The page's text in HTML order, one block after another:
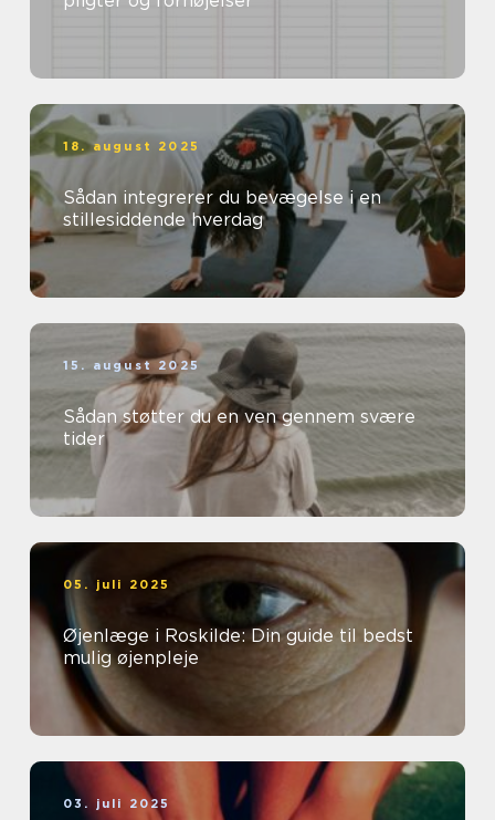
18. august 2025
Sådan integrerer du bevægelse i en
stillesiddende hverdag
15. august 2025
Sådan støtter du en ven gennem svære
tider
05. juli 2025
Øjenlæge i Roskilde: Din guide til bedst
mulig øjenpleje
03. juli 2025